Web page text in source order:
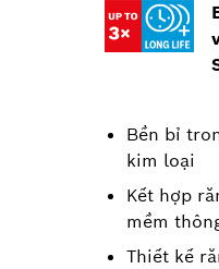
Bền bỉ
kim loại
Kết hợp
mềm
Thiết kế